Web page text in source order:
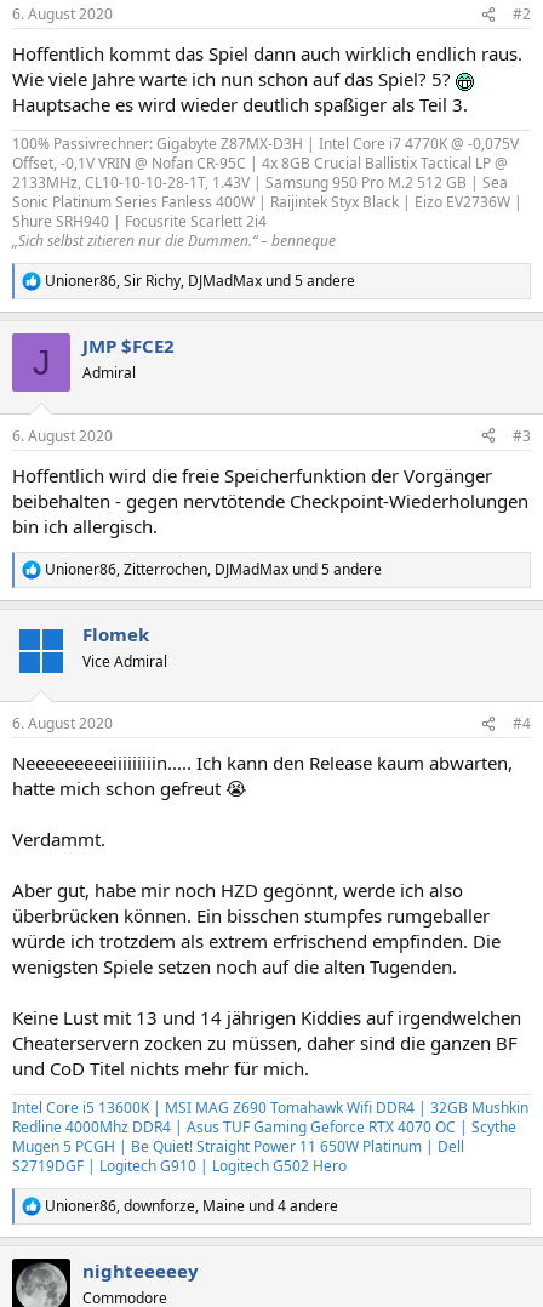
6. August 2020 #2
Hoffentlich kommt das Spiel dann auch wirklich endlich raus.
Wie viele Jahre warte ich nun schon auf das Spiel? 5?
Hauptsache es wird wieder deutlich spaßiger als Teil 3.
100% Passivrechner: Gigabyte Z87MX-D3H | Intel Core i7 4770K @ -0,075V
Offset, -0,1V VRIN @ Nofan CR-95C | 4x 8GB Crucial Ballistix Tactical LP @
2133MHz, CL10-10-10-28-1T, 1.43V | Samsung 950 Pro M.2 512 GB | Sea
Sonic Platinum Series Fanless 400W | Raijintek Styx Black | Eizo EV2736W |
Shure SRH940 | Focusrite Scarlett 2i4
„Sich selbst zitieren nur die Dummen.“ – benneque
R
e
e
:
Unioner86,Sir Richy, DJMadMax und 5 andere
J JMP $FCE2
Admiral
6. August 2020 #3
Hoffentlich wird die freie Speicherfunktion der Vorgänger
beibehalten - gegen nervtötende Checkpoint-Wiederholungen
bin ich allergisch.
R
e
k
t
i
e
:
Unioner86,Zitterrochen, DJMadMax und 5 andere
Flomek
Vice Admiral
6. August 2020 #4
Neeeeeeeeeiiiiiiiiin..... Ich kann den Release kaum abwarten,
hatte mich schon gefreut 😭
Verdammt.
Aber gut, habe mir noch HZD gegönnt, werde ich also
überbrücken können. Ein bisschen stumpfes rumgeballer
würde ich trotzdem als extrem erfrischend empfinden. Die
wenigsten Spiele setzen noch auf die alten Tugenden.
Keine Lust mit 13 und 14 jährigen Kiddies auf irgendwelchen
Cheaterservern zocken zu müssen, daher sind die ganzen BF
und CoD Titel nichts mehr für mich.
Intel Core i5 13600K | MSI MAG Z690 Tomahawk Wifi DDR4 | 32GB Mushkin
Redline 4000Mhz DDR4 | Asus TUF Gaming Geforce RTX 4070 OC | Scythe
Mugen 5 PCGH | Be Quiet! Straight Power 11 650W Platinum | Dell
S2719DGF | Logitech G910 | Logitech G502 Hero
R
e
k
t
Unioner86,downforze, Maine und 4 andere
nighteeeeey
Commodore